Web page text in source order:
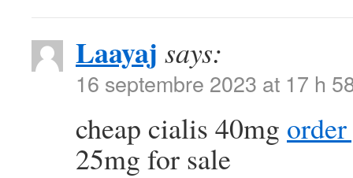
Laayaj says:
16 septembre 2023 at 17 h
cheap cialis 40mg
25mg for sale